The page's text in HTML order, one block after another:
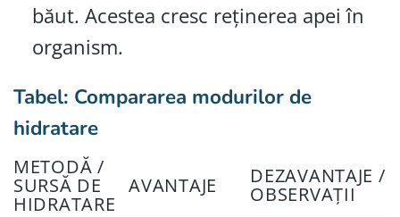
băut. Acestea cresc reținerea apei în
organism.
Tabel: Compararea modurilor de
hidratare
METODĂ /
SURSĂ DE
HIDRATARE
AVANTAJE DEZAVANTAJE /
OBSERVAȚII